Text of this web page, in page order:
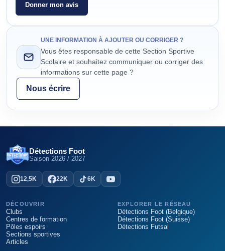
Donner mon avis
UNE INFORMATION À AJOUTER OU CORRIGER ?
Vous êtes responsable de cette Section Sportive
Scolaire et souhaitez communiquer ou corriger des
informations sur cette page ?
Nous écrire
Détections Foot
Saison 2026 / 2027
12,5K 22K 6K
DÉCOUVRIR
Clubs
Centres de formation
Pôles espoirs
Sections sportives
Articles
EXPLORER LE RÉSEAU
Détections Foot (Belgique)
Détections Foot (Suisse)
Détections Futsal